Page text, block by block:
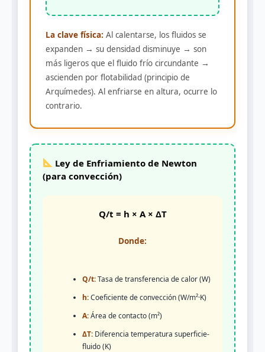
La clave física: Al calentarse, los fluidos se
expanden → su densidad disminuye → son
más ligeros que el fluido frío circundante →
ascienden por flotabilidad (principio de
Arquímedes). Al enfriarse en altura, ocurre lo
contrario.
Ley de Enfriamiento de Newton
(para convección)
Q/t = h × A × ΔT
Donde:
Q/t:Tasa de transferencia de calor (W)
h:Coeficiente de convección (W/m²·K)
A:Área de contacto (m²)
ΔT: Diferencia temperatura superficie-
fluido (K)